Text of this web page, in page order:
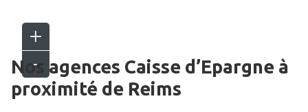
Nos agences Caisse d’Epargne à
proximité de Reims